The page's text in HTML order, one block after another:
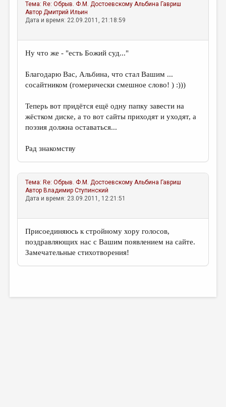
Тема: Re: Обрыв. Ф.М. Достоевскому Альбина Гавриш
АвторДмитрий Ильин
Дата и время: 22.09.2011, 21:18:59
Ну что же - "есть Божий суд..."
Благодарю Вас, Альбина, что стал Вашим ...
сосайтником (гомерически смешное слово! ) :)))
Теперь вот придётся ещё одну папку завести на
жёстком диске, а то вот сайты приходят и уходят, а
поэзия должна оставаться...
Рад знакомству
Тема: Re: Обрыв. Ф.М. Достоевскому Альбина Гавриш
Автор Владимир Ступинский
Дата и время: 23.09.2011, 12:21:51
Присоединяюсь к стройному хору голосов,
поздравляющих нас с Вашим появлением на сайте.
Замечательные стихотворения!